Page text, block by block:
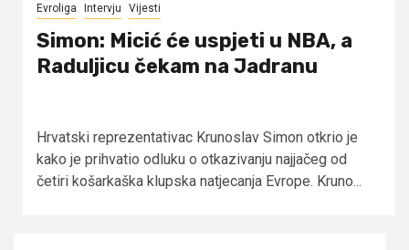
Evroliga Intervju Vijesti
Simon: Micić će uspjeti u NBA, a
Raduljicu čekam na Jadranu
Hrvatski reprezentativac Krunoslav Simon otkrio je
kako je prihvatio odluku o otkazivanju najjačeg od
četiri košarkaška klupska natjecanja Evrope. Kruno...